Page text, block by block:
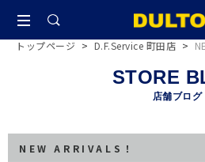
トップページ > D.F.Service 町田店 >
STORE
店舗ブログ
NEW ARRIVALS！